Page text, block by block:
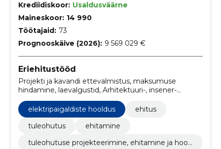
Krediidiskoor: Usaldusväärne
Maineskoor: 14 990
Töötajaid: 73
Prognooskäive (2026): 9 569 029 €
Eriehitustööd
Projekti ja kavandi ettevalmistus, maksumuse
hindamine, laevalgustid, Arhitektuuri-, insener-
tehnilise projekteerimise ja maamõõtmisteenused,
elektripaigaldustööd, Elektriliinide ehitustööd,
Elektriseadmete käitus, Avalike valgustusseadmete
ja valgusfooride hooldusteenused, Ehitiste või nende
Teedevalgustuse paigaldamine, tehnilise disaini
elektripaigaldiste hooldus
ehitus
tuleohutus
ehitamine
tuleohutuse projekteerimine, ehitamine ja hool